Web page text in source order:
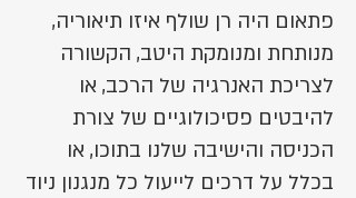
פתאום היה רן שולף איזו תיאוריה,
מנותחת ומנומקת היטב, הקשורה
לצריכת האנרגיה של הרכב, או
להיבטים פסיכולוגיים של צורת
הכניסה והישיבה שלנו בתוכו, או
בכלל על דרכים לייעול כל מנגנון ניוד